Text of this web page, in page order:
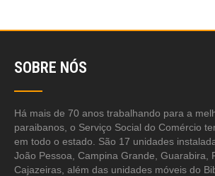
SOBRE NÓS
Há mais de 70 anos trabalhando para a
paraibanos, o Serviço Social do Comércio
em todo o estado. São 17 unidades
João Pessoa, Campina Grande, Guarabira,
Cajazeiras, além das unidades móveis do